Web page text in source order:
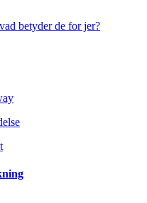
betyder de for jer?